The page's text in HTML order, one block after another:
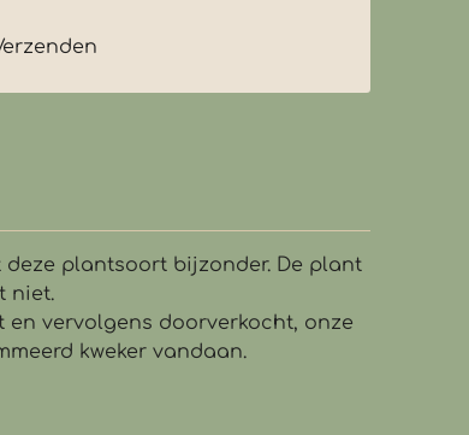
plantsoort bijzonder. De plant
niet.
en vervolgens doorverkocht, onze
kweker vandaan.